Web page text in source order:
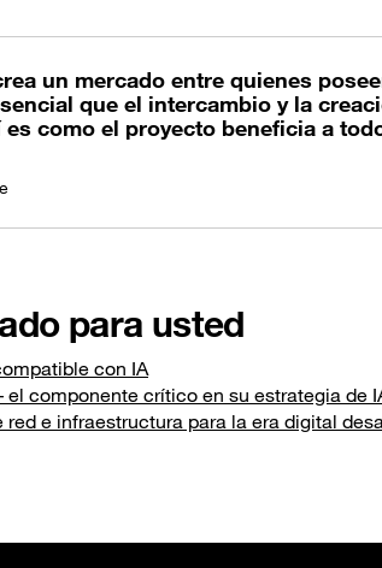
un mercado entre quienes
que el intercambio y la
como el proyecto beneficia a
para usted
con IA
el componente crítico en su estrategia de
red e infraestructura para la era digital